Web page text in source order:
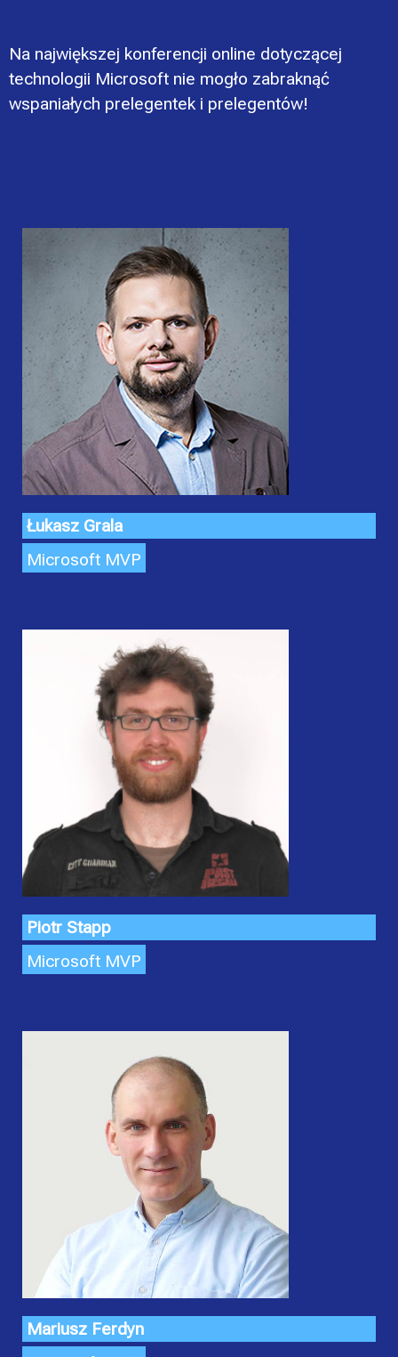
Na największej konferencji online dotyczącej
technologii Microsoft nie mogło zabraknąć
wspaniałych prelegentek i prelegentów!
Łukasz Grala
Microsoft MVP
Piotr Stapp
Microsoft MVP
Mariusz Ferdyn